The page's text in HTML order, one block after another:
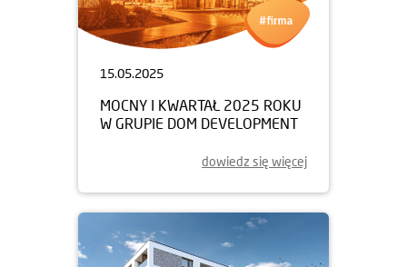
15.05.2025
MOCNY I KWARTAŁ 2025 ROKU
W GRUPIE DOM DEVELOPMENT
dowiedz się więcej